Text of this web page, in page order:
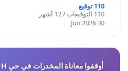
110 توقيع
110 التوقيعات / 12 أشهر
30 Jun 2026
أوقفوا معاناة المخدرات في حي H وأعيدوا الأمان إلى حينا!